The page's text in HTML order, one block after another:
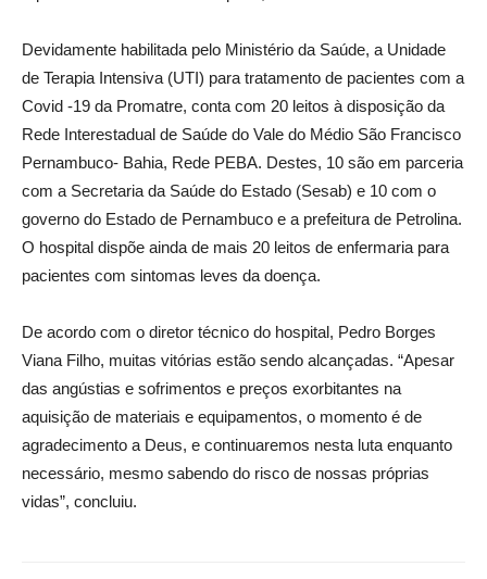
Devidamente habilitada pelo Ministério da Saúde, a Unidade
de Terapia Intensiva (UTI) para tratamento de pacientes com a
Covid -19 da Promatre, conta com 20 leitos à disposição da
Rede Interestadual de Saúde do Vale do Médio São Francisco
Pernambuco- Bahia, Rede PEBA. Destes, 10 são em parceria
com a Secretaria da Saúde do Estado (Sesab) e 10 com o
governo do Estado de Pernambuco e a prefeitura de Petrolina.
O hospital dispõe ainda de mais 20 leitos de enfermaria para
pacientes com sintomas leves da doença.
De acordo com o diretor técnico do hospital, Pedro Borges
Viana Filho, muitas vitórias estão sendo alcançadas. “Apesar
das angústias e sofrimentos e preços exorbitantes na
aquisição de materiais e equipamentos, o momento é de
agradecimento a Deus, e continuaremos nesta luta enquanto
necessário, mesmo sabendo do risco de nossas próprias
vidas”, concluiu.